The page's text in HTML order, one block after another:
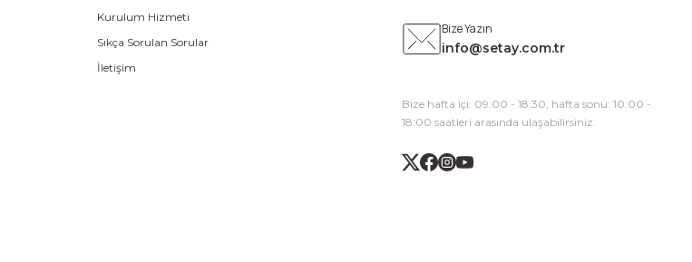
Kurulum Hizmeti
Sıkça Sorulan Sorular
İletişim
Bize Yazın
info@setay.com.tr
Bize hafta içi: 09:00 - 18:30, hafta sonu: 10:00 -
18:00 saatleri arasında ulaşabilirsiniz.